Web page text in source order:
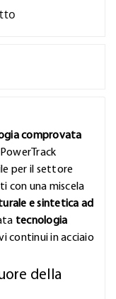
comprovata
per il settore
con una miscela
e sintetica ad
tecnologia
continui in acciaio
della